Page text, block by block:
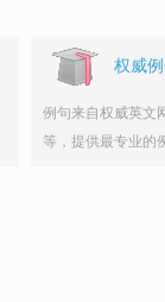
权威
例句来自权威英文
等，提供最专业的